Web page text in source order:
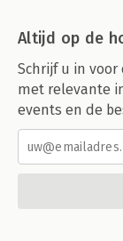
Altijd op de
Schrijf u in
met relevante
events en de